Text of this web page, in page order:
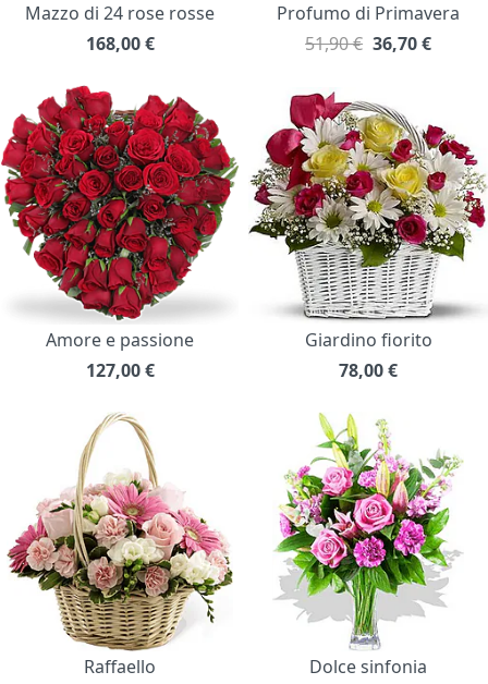
Mazzo di 24 rose rosse
168,00 €
Profumo di Primavera
51,90 € 36,70€
Amore e passione
127,00 €
Giardino fiorito
78,00€
Raffaello
Dolce sinfonia